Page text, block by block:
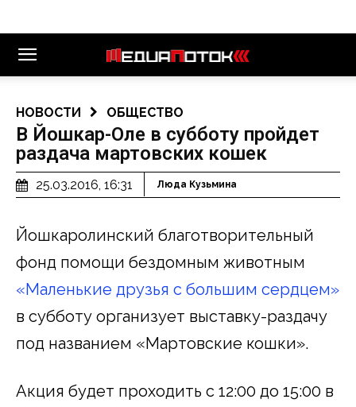
НОВОСТИ ОБЩЕСТВО
В Йошкар-Оле в субботу пройдет
раздача мартовских кошек
25.03.2016, 16:31 Люда Кузьмина
Йошкаролинский благотворительный
фонд помощи бездомным животным
«Маленькие друзья с большим сердцем»
в субботу организует выставку-раздачу
под названием «Мартовские кошки».
Акция будет проходить с 12:00 до 15:00 в